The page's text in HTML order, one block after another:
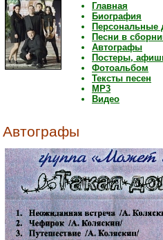
Главная
Биография
Персональные
Песни в
Автографы
Постеры,
Фотоальбом
Тексты песен
MP3
Видео
Автографы